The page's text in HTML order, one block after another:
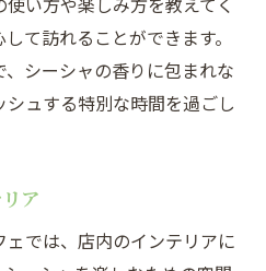
て訪れることができます。
シーシャの香りに包まれな
ュする特別な時間を過ごし
ア
では、店内のインテリアに